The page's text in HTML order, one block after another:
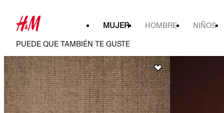
MUJER HOMBRE NIÑOS
PUEDE QUE TAMBIÉN TE GUSTE